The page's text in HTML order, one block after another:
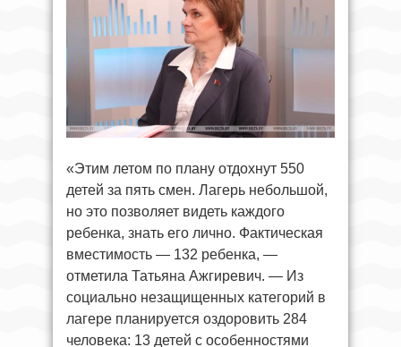
«Этим летом по плану отдохнут 550
детей за пять смен. Лагерь небольшой,
но это позволяет видеть каждого
ребенка, знать его лично. Фактическая
вместимость — 132 ребенка, —
отметила Татьяна Ажгиревич. — Из
социально незащищенных категорий в
лагере планируется оздоровить 284
человека: 13 детей с особенностями